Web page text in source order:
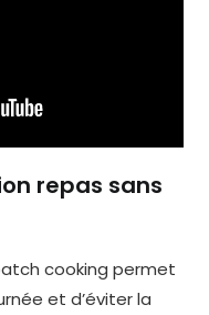
repas sans
cooking permet
et d’éviter la